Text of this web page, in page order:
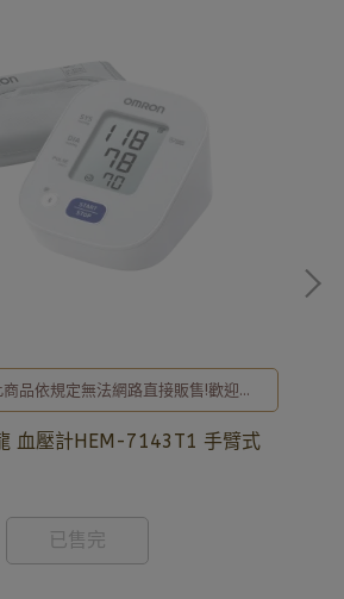
品依規定無法網路直接販售!歡迎洽
0353或加入亞德官方LINE ID:
@uryard，謝謝。
血壓計HEM-7143T1 手臂式
已售完